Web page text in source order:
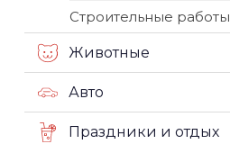
Строительные работы
Животные
Авто
Праздники и отдых